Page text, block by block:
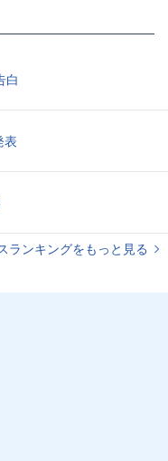
白
表
ランキングをもっと見る